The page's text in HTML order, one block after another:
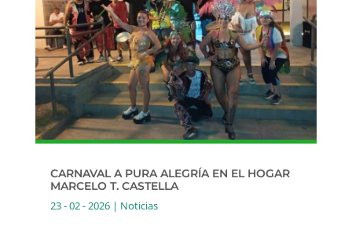
CARNAVAL A PURA ALEGRÍA EN EL HOGAR
MARCELO T. CASTELLA
23 - 02 - 2026| Noticias